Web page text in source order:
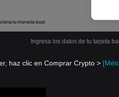
Ingresa los datos de tu tarjeta
haz clic en Comprar Crypto >